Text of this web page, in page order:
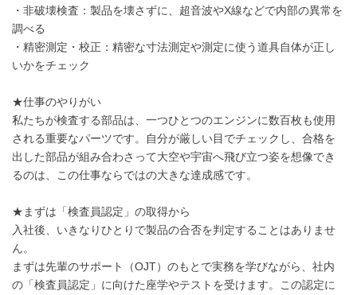
・非破壊検査：製品を壊さずに、超音波やX線などで内部の異常を
調べる
・精密測定・校正：精密な寸法測定や測定に使う道具自体が正し
いかをチェック
★仕事のやりがい
私たちが検査する部品は、一つひとつのエンジンに数百枚も使用
される重要なパーツです。自分が厳しい目でチェックし、合格を
出した部品が組み合わさって大空や宇宙へ飛び立つ姿を想像でき
るのは、この仕事ならではの大きな達成感です。
★まずは「検査員認定」の取得から
入社後、いきなりひとりで製品の合否を判定することはありませ
ん。
まずは先輩のサポート（OJT）のもとで実務を学びながら、社内
の「検査員認定」に向けた座学やテストを受けます。この認定に